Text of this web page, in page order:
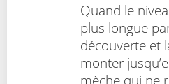
Quand le
plus longue
découverte et
monter
mèche qui ne